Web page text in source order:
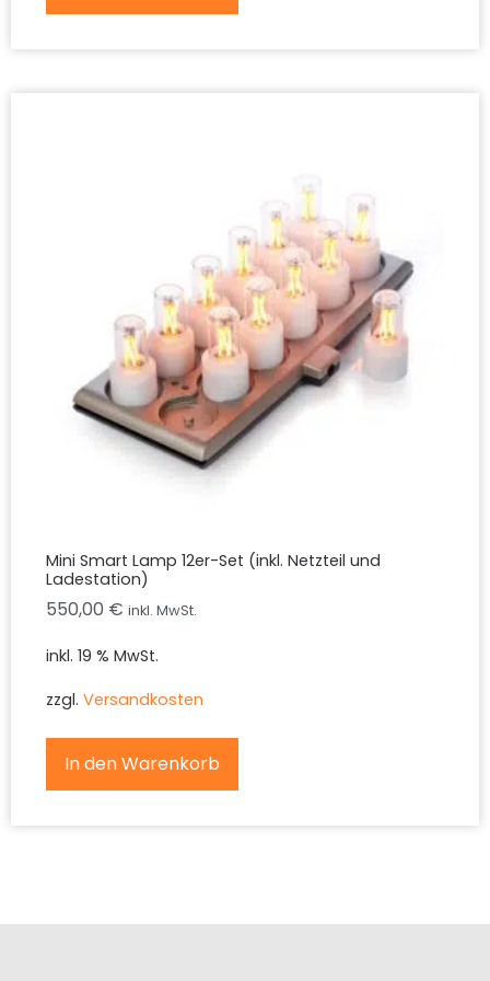
Mini Smart Lamp 12er-Set (inkl. Netzteil und
Ladestation)
550,00 € inkl. MwSt.
inkl. 19 % MwSt.
zzgl. Versandkosten
In den Warenkorb